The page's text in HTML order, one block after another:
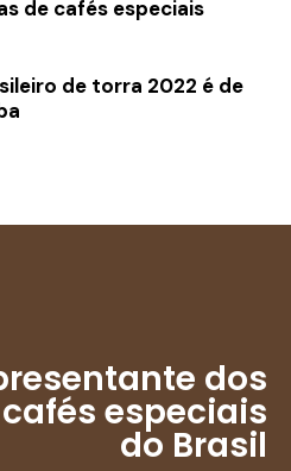
de cafés especiais
de torra 2022 é de
dos
especiais
do Brasil